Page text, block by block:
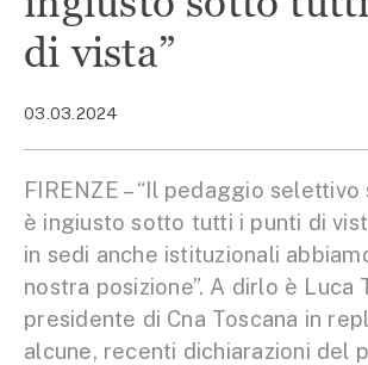
di vista”
03.03.2024
FIRENZE – “Il pedaggio
è ingiusto sotto tutti i punti di
in sedi anche istituzionali
nostra posizione”. A dirlo è Luca
presidente di Cna Toscana in
alcune, recenti dichiarazioni del